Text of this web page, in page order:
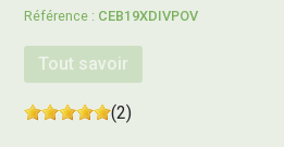
CEB19XDIVPOV
Tout savoir
(2)